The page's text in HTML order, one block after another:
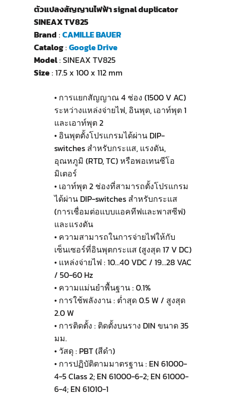
ตัวแปลงสัญญานไฟฟ้า signal duplicator
SINEAX TV825
Brand :CAMILLE BAUER
Catalog:Google Drive
Model: SINEAX TV825
Size: 17.5 x 100 x 112 mm
• การแยกสัญญาณ 4 ช่อง (1500 V AC)
ระหว่างแหล่งจ่ายไฟ, อินพุต, เอาท์พุต 1
และเอาท์พุต 2
• อินพุตตั้งโปรแกรมได้ผ่าน DIP-
switches สำหรับกระแส, แรงดัน,
อุณหภูมิ (RTD, TC) หรือพอเทนซีโอ
มิเตอร์
• เอาท์พุต 2 ช่องที่สามารถตั้งโปรแกรม
ได้ผ่าน DIP-switches สำหรับกระแส
(การเชื่อมต่อแบบแอคทีฟและพาสซีฟ)
และแรงดัน
• ความสามารถในการจ่ายไฟให้กับ
เซ็นเซอร์ที่อินพุตกระแส (สูงสุด 17 V DC)
• แหล่งจ่ายไฟ : 10…40 VDC / 19…28 VAC
/ 50-60 Hz
• ความแม่นยำพื้นฐาน : 0.1%
• การใช้พลังงาน : ต่ำสุด 0.5 W / สูงสุด
2.0 W
• การติดตั้ง : ติดตั้งบนราง DIN ขนาด 35
มม.
• วัสดุ : PBT (สีดำ)
• การปฏิบัติตามมาตรฐาน : EN 61000-
4-5 Class 2; EN 61000-6-2; EN 61000-
6-4; EN 61010-1